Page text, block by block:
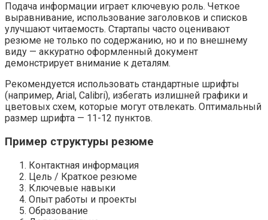
Подача информации играет ключевую роль. Четкое
выравнивание, использование заголовков и списков
улучшают читаемость. Стартапы часто оценивают
резюме не только по содержанию, но и по внешнему
виду — аккуратно оформленный документ
демонстрирует внимание к деталям.
Рекомендуется использовать стандартные шрифты
(например, Arial, Calibri), избегать излишней графики и
цветовых схем, которые могут отвлекать. Оптимальный
размер шрифта — 11-12 пунктов.
Пример структуры резюме
Контактная информация
Цель / Краткое резюме
Ключевые навыки
Опыт работы и проекты
Образование